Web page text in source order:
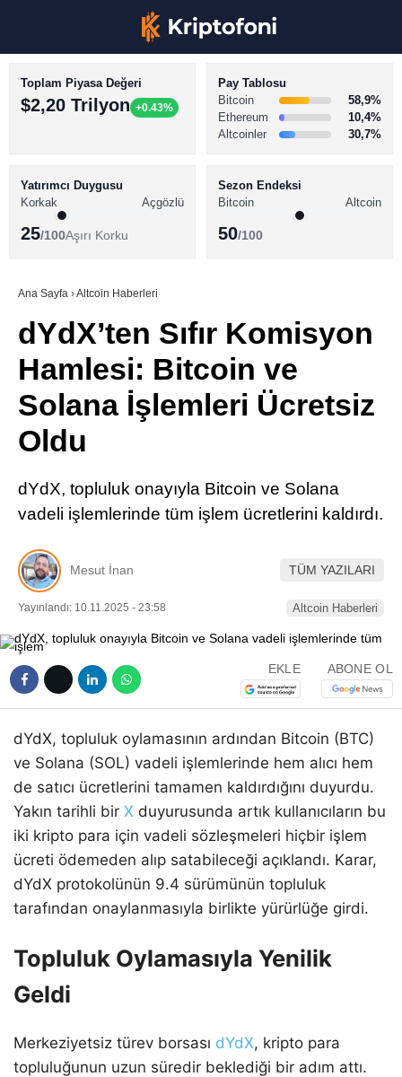
Youtube
TikTok
BİTCOİN HABERLERİ
ALTCOİN HABERLERİ
SÖZLÜK
Toplam Piyasa Değeri
$2,20 Trilyon +0.43%
Pay Tablosu
Bitcoin
58,9%
Ethereum
10,4%
Altcoinler
30,7%
Yatırımcı Duygusu
Korkak
Açgözlü
25/100Aşırı Korku
Sezon Endeksi
Bitcoin
Altcoin
50/100
Ana Sayfa ›Altcoin Haberleri
dYdX’ten Sıfır Komisyon
Hamlesi: Bitcoin ve
Solana İşlemleri Ücretsiz
Oldu
dYdX, topluluk onayıyla Bitcoin ve Solana
vadeli işlemlerinde tüm işlem ücretlerini kaldırdı.
Mesut İnan TÜM YAZILARI
Yayınlandı: 10.11.2025 - 23:58 Altcoin Haberleri
EKLE ABONE OL
dYdX, topluluk oylamasının ardından Bitcoin (BTC)
ve Solana (SOL) vadeli işlemlerinde hem alıcı hem
de satıcı ücretlerini tamamen kaldırdığını duyurdu.
Yakın tarihli bir X duyurusunda artık kullanıcıların bu
iki kripto para için vadeli sözleşmeleri hiçbir işlem
ücreti ödemeden alıp satabileceği açıklandı. Karar,
dYdX protokolünün 9.4 sürümünün topluluk
tarafından onaylanmasıyla birlikte yürürlüğe girdi.
Topluluk Oylamasıyla Yenilik
Geldi
Merkeziyetsiz türev borsası dYdX, kripto para
topluluğunun uzun süredir beklediği bir adım attı.